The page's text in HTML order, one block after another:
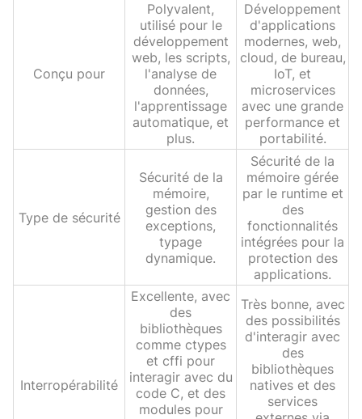
Conçu pour
Polyvalent,
utilisé pour le
développement
web, les scripts,
l'analyse de
données,
l'apprentissage
automatique, et
plus.
Développement
d'applications
modernes, web,
cloud, de bureau,
IoT, et
microservices
avec une grande
performance et
portabilité.
Type de sécurité
Sécurité de la
mémoire,
gestion des
exceptions,
typage
dynamique.
Sécurité de la
mémoire gérée
par le runtime et
des
fonctionnalités
intégrées pour la
protection des
applications.
Interropérabilité
Excellente, avec
des
bibliothèques
comme ctypes
et cffi pour
interagir avec du
code C, et des
modules pour
Très bonne, avec
des possibilités
d'interagir avec
des
bibliothèques
natives et des
services